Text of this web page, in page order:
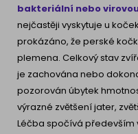
bakteriální nebo
nejčastěji vyskytuje u
prokázáno, že perské
plemena. Celkový stav
je zachována nebo
pozorován úbytek
výrazné zvětšení jater,
Léčba spočívá především